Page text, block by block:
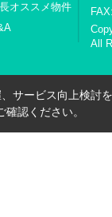
オススメ物件
All
サービス向上検討
確認ください。